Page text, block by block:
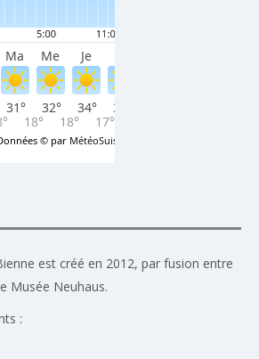
est créé en 2012, par fusion entre
Musée Neuhaus.
: